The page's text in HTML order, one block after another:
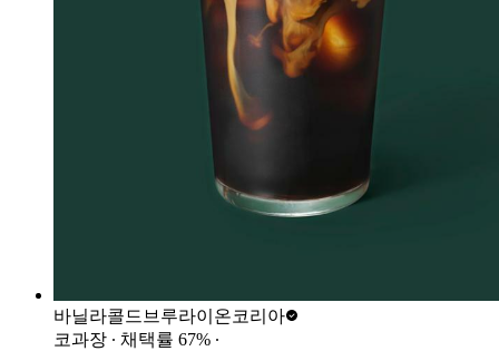
바닐라콜드브루라이온코리아
코과장 ∙ 채택률 67% ∙